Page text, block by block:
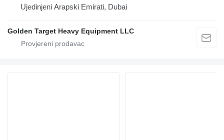
Ujedinjeni Arapski Emirati, Dubai
Golden Target Heavy Equipment LLC